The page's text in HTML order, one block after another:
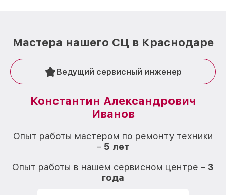
Мастера нашего СЦ в Краснодаре
Ведущий сервисный инженер
Константин Александрович
Иванов
Опыт работы мастером по ремонту техники
– 5 лет
Опыт работы в нашем сервисном центре – 3
года